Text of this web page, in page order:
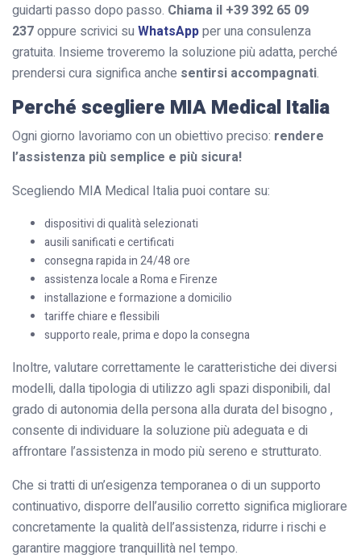
guidarti passo dopo passo. Chiama il +39 392 65 09
237oppure scrivici su WhatsAppper una consulenza
gratuita. Insieme troveremo la soluzione più adatta, perché
prendersi cura significa anche sentirsi accompagnati.
Perché scegliere MIA Medical Italia
Ogni giorno lavoriamo con un obiettivo preciso: rendere
l’assistenza più semplice e più sicura!
Scegliendo MIA Medical Italia puoi contare su:
dispositivi di qualità selezionati
ausili sanificati e certificati
consegna rapida in 24/48 ore
assistenza locale a Roma e Firenze
installazione e formazione a domicilio
tariffe chiare e flessibili
supporto reale, prima e dopo la consegna
Inoltre, valutare correttamente le caratteristiche dei diversi
modelli, dalla tipologia di utilizzo agli spazi disponibili, dal
grado di autonomia della persona alla durata del bisogno ,
consente di individuare la soluzione più adeguata e di
affrontare l’assistenza in modo più sereno e strutturato.
Che si tratti di un’esigenza temporanea o di un supporto
continuativo, disporre dell’ausilio corretto significa migliorare
concretamente la qualità dell’assistenza, ridurre i rischi e
garantire maggiore tranquillità nel tempo.